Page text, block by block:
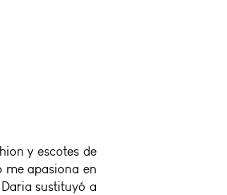
y escotes de
me apasiona en
sustituyó a